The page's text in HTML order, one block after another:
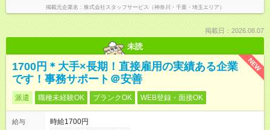
掲載元企業名 株式会社スタッフサービス（神奈川・千葉・埼玉エリア）
掲載日：2026.08.07
未読
NEW
1700円＊大手×長期！直接雇用の実績ある企業
です！事務サポート＠安善
派遣 職種未経験OK ブランクOK WEB登録・面接OK
給与
時給1700円